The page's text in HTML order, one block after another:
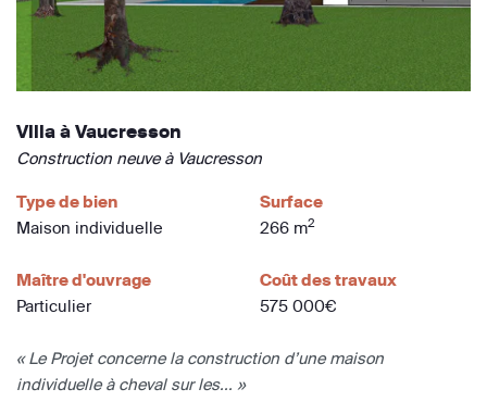
Villa à Vaucresson
Construction neuve à Vaucresson
Type de bien
Maison individuelle
Surface
266 m2
Maître d'ouvrage
Particulier
Coût des travaux
575 000€
« Le Projet concerne la construction d’une maison
individuelle à cheval sur les... »